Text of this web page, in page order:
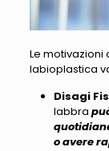
Le
labioplastica
Disagi
labbra
o avere